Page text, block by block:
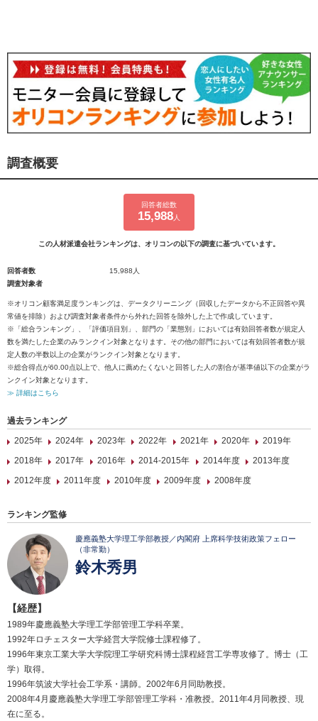
調査概要
回答者総数
15,988 人
この人材派遣会社ランキングは、オリコンの以下の調査に基づいています。
回答者数
15,988人
調査対象者
※オリコン顧客満足度ランキングは、データクリーニング（回収したデータから不正回答や異
常値を排除）および調査対象者条件から外れた回答を除外した上で作成しています。
※「総合ランキング」、「評価項目別」、部門の「業態別」においては有効回答者数が規定人
数を満たした企業のみランクイン対象となります。その他の部門においては有効回答者数が規
定人数の半数以上の企業がランクイン対象となります。
※総合得点が60.00点以上で、他人に薦めたくないと回答した人の割合が基準値以下の企業がラ
ンクイン対象となります。
≫ 詳細はこちら
過去ランキング
2025年
2024年 2023年 2022年 2021年 2020年
2019年
2018年
2017年 2016年 2014-2015年 2014年度
2013年度
2012年度
2011年度 2010年度 2009年度 2008年度
ランキング監修
慶應義塾大学理工学部教授／内閣府 上席科学技術政策フェロー
（非常勤）
鈴木秀男
【経歴】
1989年慶應義塾大学理工学部管理工学科卒業。
1992年ロチェスター大学経営大学院修士課程修了。
1996年東京工業大学大学院理工学研究科博士課程経営工学専攻修了。博士（工
学）取得。
1996年筑波大学社会工学系・講師。2002年6月同助教授。
2008年4月慶應義塾大学理工学部管理工学科・准教授。2011年4月同教授、現
在に至る。